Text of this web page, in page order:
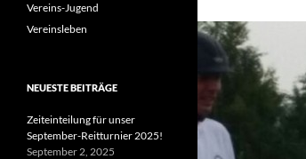
Vereins-Jugend
Vereinsleben
NEUESTE BEITRÄGE
Zeiteinteilung für unser
September-Reitturnier 2025!
September 2, 2025